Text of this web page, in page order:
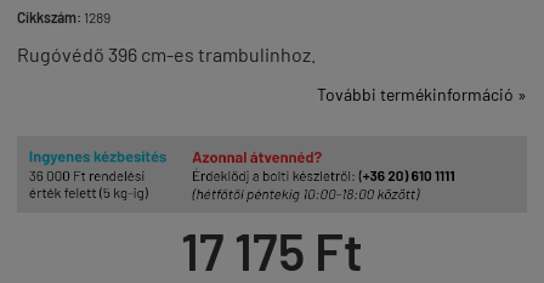
Cikkszám: 1289
Rugóvédő 396 cm-es trambulinhoz.
További termékinformáció »
17 175 Ft